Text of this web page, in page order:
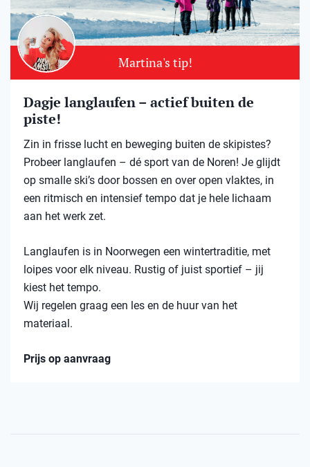
Martina's tip!
Dagje langlaufen – actief buiten de
piste!
Zin in frisse lucht en beweging buiten de skipistes?
Probeer langlaufen – dé sport van de Noren! Je glijdt
op smalle ski’s door bossen en over open vlaktes, in
een ritmisch en intensief tempo dat je hele lichaam
aan het werk zet.
Langlaufen is in Noorwegen een wintertraditie, met
loipes voor elk niveau. Rustig of juist sportief – jij
kiest het tempo.
Wij regelen graag een les en de huur van het
materiaal.
Prijs op aanvraag